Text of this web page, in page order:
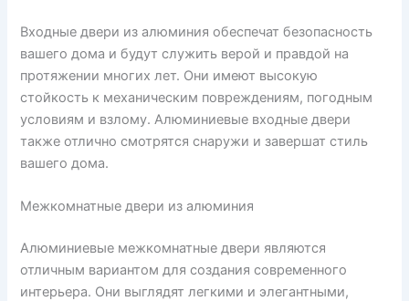
Входные двери из алюминия обеспечат безопасность
вашего дома и будут служить верой и правдой на
протяжении многих лет. Они имеют высокую
стойкость к механическим повреждениям, погодным
условиям и взлому. Алюминиевые входные двери
также отлично смотрятся снаружи и завершат стиль
вашего дома.
Межкомнатные двери из алюминия
Алюминиевые межкомнатные двери являются
отличным вариантом для создания современного
интерьера. Они выглядят легкими и элегантными,